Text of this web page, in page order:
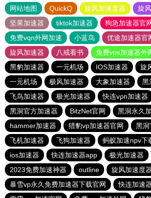
网站地图 QuickQ 旋风加速度器 旋风
坚果加速器
tiktok加速器
狗急加速器官
免费vqn外网加速
小蓝鸟 优途加速器官
旋风加速器
八戒看书
免费vps加速器外
黑豹加速器
一元机场 IOS加速器
旋
一元机场
极风加速器 大象加速器
黑
飞鸟加速器
极光加速器
快连vρn加速器
黑洞官方加速器
BitzNet官网
黑洞永久
hammer加速器
猎豹vp加速器官网
黑洞
飞机加速器
飞狗加速器
蚂蚁加速npv下
ios加速器
快连加速器app 极光加速器
2023免费加速神器
outline
旋风加速度
暴雪vp永久免费加速器下载官网
快连加速